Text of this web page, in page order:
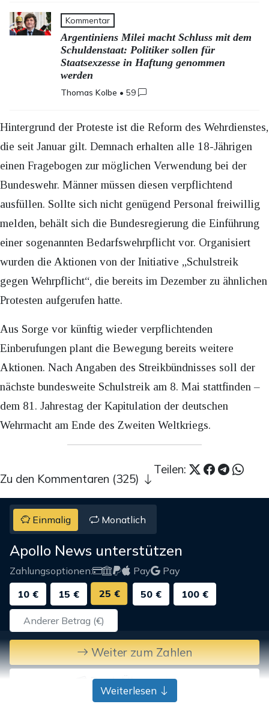
Kommentar
Argentiniens Milei macht Schluss mit dem
Schuldenstaat: Politiker sollen für
Staatsexzesse in Haftung genommen
werden
Thomas Kolbe •59
Hintergrund der Proteste ist die Reform des Wehrdienstes,
die seit Januar gilt. Demnach erhalten alle 18-Jährigen
einen Fragebogen zur möglichen Verwendung bei der
Bundeswehr. Männer müssen diesen verpflichtend
ausfüllen. Sollte sich nicht genügend Personal freiwillig
melden, behält sich die Bundesregierung die Einführung
einer sogenannten Bedarfswehrpflicht vor. Organisiert
wurden die Aktionen von der Initiative „Schulstreik
gegen Wehrpflicht“, die bereits im Dezember zu ähnlichen
Protesten aufgerufen hatte.
Aus Sorge vor künftig wieder verpflichtenden
Einberufungen plant die Bewegung bereits weitere
Aktionen. Nach Angaben des Streikbündnisses soll der
nächste bundesweite Schulstreik am 8. Mai stattfinden –
dem 81. Jahrestag der Kapitulation der deutschen
Wehrmacht am Ende des Zweiten Weltkriegs.
Teilen:
Zu den Kommentaren (325)
Einmalig Monatlich
Apollo News unterstützen
Zahlungsoptionen: Pay
Pay
10 €
15 € 25 € 50 € 100 €
Weiter zum Zahlen
Bank-Überweisung
Weiterlesen